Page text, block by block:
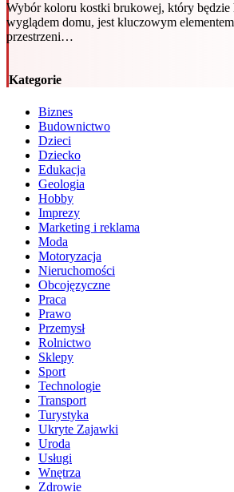
Wybór koloru kostki brukowej, który będzie
wyglądem domu, jest kluczowym
przestrzeni…
Kategorie
Biznes
Budownictwo
Dzieci
Dziecko
Edukacja
Geologia
Hobby
Imprezy
Marketing i reklama
Moda
Motoryzacja
Nieruchomości
Obcojęzyczne
Praca
Prawo
Przemysł
Rolnictwo
Sklepy
Sport
Technologie
Transport
Turystyka
Ukryte Zajawki
Uroda
Usługi
Wnętrza
Zdrowie